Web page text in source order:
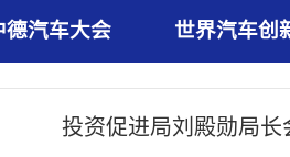
德汽车大会 世界汽车创
投资促进局刘殿勋局